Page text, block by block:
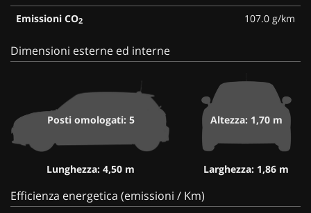
Emissioni CO2 107.0 g/km
Dimensioni esterne ed interne
Posti omologati: 5
Lunghezza: 4,50 m
Altezza: 1,70 m
Larghezza: 1,86 m
Efficienza energetica (emissioni / Km)